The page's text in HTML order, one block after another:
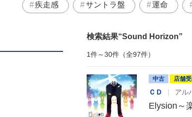
疾走感 サントラ盤 運命
検索結果 Sound Horizon
1件～30件（全97件）
中古 店舗
ＣＤ アル
Elysion～